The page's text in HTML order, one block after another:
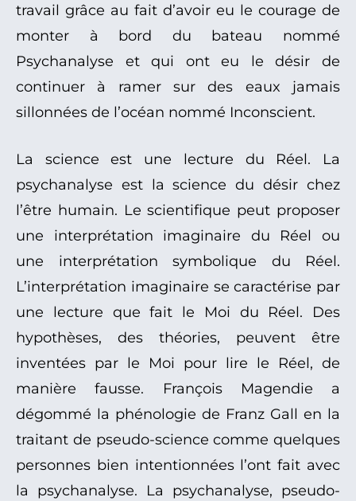
travail grâce au fait d’avoir eu le courage de
monter à bord du bateau nommé
Psychanalyse et qui ont eu le désir de
continuer à ramer sur des eaux jamais
sillonnées de l’océan nommé Inconscient.
La science est une lecture du Réel. La
psychanalyse est la science du désir chez
l’être humain. Le scientifique peut proposer
une interprétation imaginaire du Réel ou
une interprétation symbolique du Réel.
L’interprétation imaginaire se caractérise par
une lecture que fait le Moi du Réel. Des
hypothèses, des théories, peuvent être
inventées par le Moi pour lire le Réel, de
manière fausse. François Magendie a
dégommé la phénologie de Franz Gall en la
traitant de pseudo-science comme quelques
personnes bien intentionnées l’ont fait avec
la psychanalyse. La psychanalyse, pseudo-